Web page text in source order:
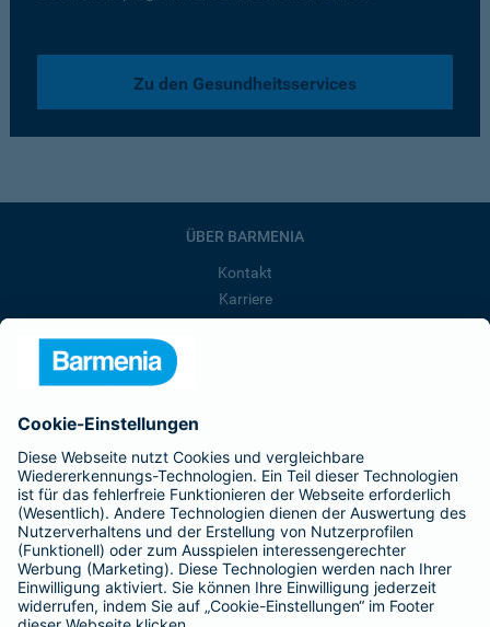
Zu den Gesundheitsservices
ÜBER BARMENIA
Kontakt
Karriere
Barmenia ist Teil der BarmeniaGothaer
BELIEBTE SEITEN
Kranken-Zusatzversicherung
Tierversicherungen
Haftpflichtversicherung
Hausratversicherung